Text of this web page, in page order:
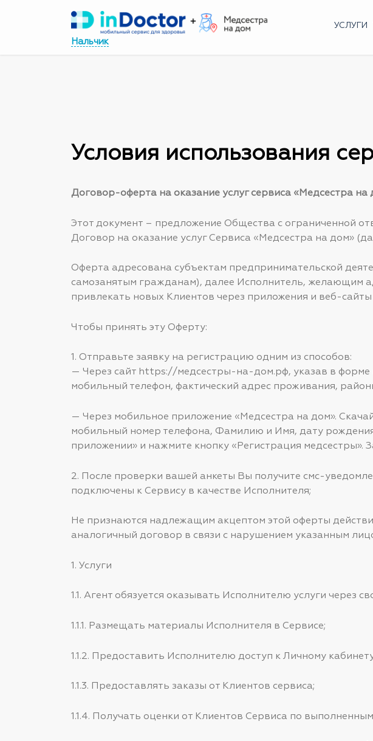
Нальчик
УСЛУГИ
Условия использования
Договор-оферта на оказание услуг сервиса «Медсестра на
Этот документ – предложение Общества с ограниченной
Договор на оказание услуг Сервиса «Медсестра на дом»
Оферта адресована субъектам предпринимательской
самозанятым гражданам), далее Исполнитель, желающим
привлекать новых Клиентов через приложения и веб-сайты
Чтобы принять эту Оферту:
1. Отправьте заявку на регистрацию одним из способов:
— Через сайт https://медсестры-на-дом.рф, указав в
мобильный телефон, фактический адрес проживания,
— Через мобильное приложение «Медсестра на дом».
мобильный номер телефона, Фамилию и Имя, дату
приложении» и нажмите кнопку «Регистрация медсестры».
2. После проверки вашей анкеты Вы получите смс-
подключены к Сервису в качестве Исполнителя;
Не признаются надлежащим акцептом этой оферты
аналогичный договор в связи с нарушением указанным
1. Услуги
1.1. Агент обязуется оказывать Исполнителю услуги через
1.1.1. Размещать материалы Исполнителя в Сервисе;
1.1.2. Предоставить Исполнителю доступ к Личному
1.1.3. Предоставлять заказы от Клиентов сервиса;
1.1.4. Получать оценки от Клиентов Сервиса по